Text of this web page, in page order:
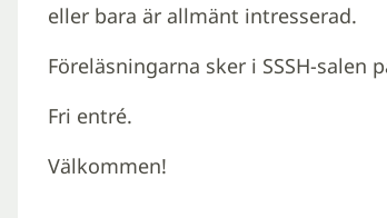
eller bara är allmänt intresserad.
Föreläsningarna sker i SSSH-salen
Fri entré.
Välkommen!